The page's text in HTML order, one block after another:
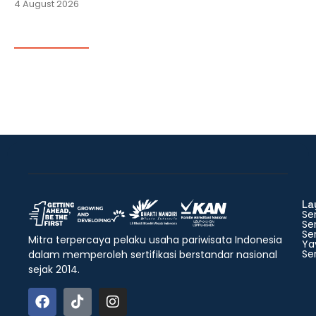
4 August 2026
Mitra terpercaya pelaku usaha pariwisata Indonesia
dalam memperoleh sertifikasi berstandar nasional
sejak 2014.